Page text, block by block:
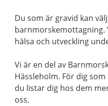
Du som är gravid kan
barnmorskemottagning.
hälsa och utveckling
Vi är en del av
Hässleholm. För dig
du listar dig hos dem
oss.